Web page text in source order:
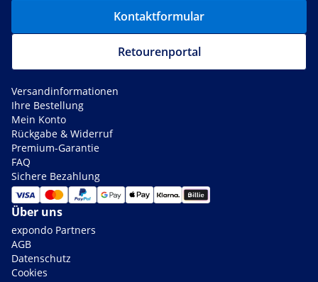
Kontaktformular
Retourenportal
Versandinformationen
Ihre Bestellung
Mein Konto
Rückgabe & Widerruf
Premium-Garantie
FAQ
Sichere Bezahlung
Über uns
expondo Partners
AGB
Datenschutz
Cookies